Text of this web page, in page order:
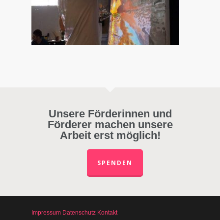
Unsere Förderinnen und
Förderer machen unsere
Arbeit erst möglich!
SPENDEN
Impressum Datenschutz Kontakt